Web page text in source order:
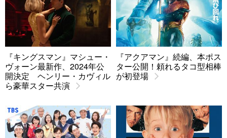
『キングスマン』マシュー・
ヴォーン最新作、2024年公
開決定 ヘンリー・カヴィル
ら豪華スター共演
『アクアマン』続編、本ポス
ター公開！頼れるタコ型相棒
が初登場